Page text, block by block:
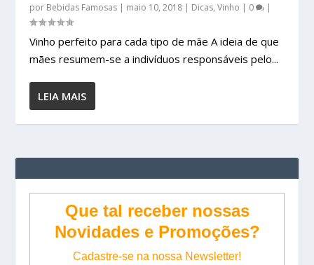
por Bebidas Famosas | maio 10, 2018 | Dicas,Vinho | 0 |
Vinho perfeito para cada tipo de mãe A ideia de que
mães resumem-se a indivíduos responsáveis pelo...
LEIA MAIS
Que tal receber nossas
Novidades e Promoções?
Cadastre-se na nossa Newsletter!